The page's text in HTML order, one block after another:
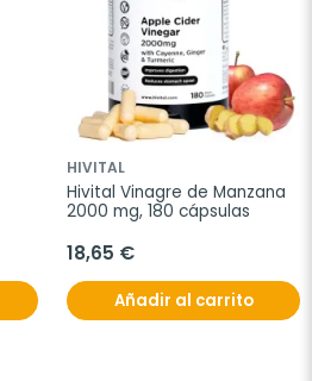
HIVITAL
Hivital Vinagre de Manzana
2000 mg, 180 cápsulas
18,65 €
Añadir al carrito